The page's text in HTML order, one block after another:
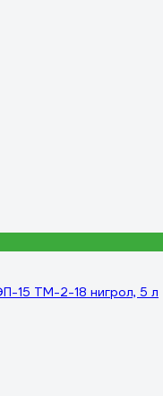
15 ТМ-2-18 нигрол, 5 л